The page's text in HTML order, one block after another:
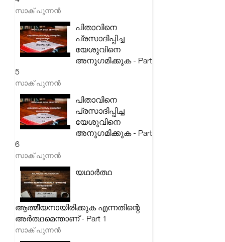
സാക് പുന്നൻ
പിതാവിനെ
പ്രസാദിപ്പിച്ച
യേശുവിനെ
അനുഗമിക്കുക - Part
5
സാക് പുന്നൻ
പിതാവിനെ
പ്രസാദിപ്പിച്ച
യേശുവിനെ
അനുഗമിക്കുക - Part
6
സാക് പുന്നൻ
യഥാർത്ഥ
ആത്മീയനായിരിക്കുക എന്നതിന്റെ
അർത്ഥമെന്താണ് - Part 1
സാക് പുന്നൻ